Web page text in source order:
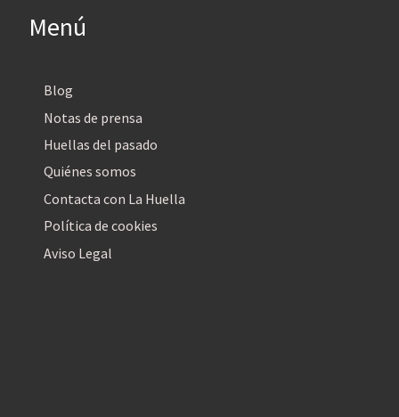
Menú
Blog
Notas de prensa
Huellas del pasado
Quiénes somos
Contacta con La Huella
Política de cookies
Aviso Legal